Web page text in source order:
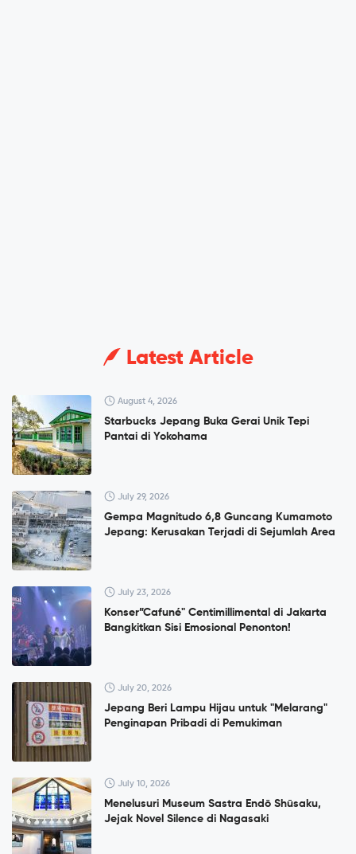
Latest Article
August 4, 2026
Starbucks Jepang Buka Gerai Unik Tepi
Pantai di Yokohama
July 29, 2026
Gempa Magnitudo 6,8 Guncang Kumamoto
Jepang: Kerusakan Terjadi di Sejumlah Area
July 23, 2026
Konser”Cafuné" Centimillimental di Jakarta
Bangkitkan Sisi Emosional Penonton!
July 20, 2026
Jepang Beri Lampu Hijau untuk "Melarang"
Penginapan Pribadi di Pemukiman
July 10, 2026
Menelusuri Museum Sastra Endō Shūsaku,
Jejak Novel Silence di Nagasaki